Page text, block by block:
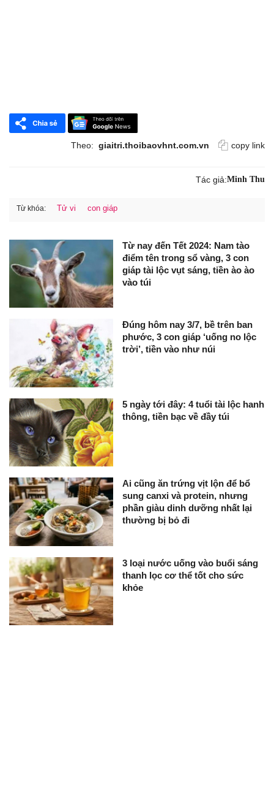
Theo: giaitri.thoibaovhnt.com.vn copy link
Tác giả:Minh Thu
Từ khóa: Tử vi con giáp
Từ nay đến Tết 2024: Nam tào
điểm tên trong sổ vàng, 3 con
giáp tài lộc vụt sáng, tiền ào ào
vào túi
Đúng hôm nay 3/7, bề trên ban
phước, 3 con giáp ‘uống no lộc
trời’, tiền vào như núi
5 ngày tới đây: 4 tuổi tài lộc hanh
thông, tiền bạc về đầy túi
Ai cũng ăn trứng vịt lộn để bổ
sung canxi và protein, nhưng
phần giàu dinh dưỡng nhất lại
thường bị bỏ đi
3 loại nước uống vào buổi sáng
thanh lọc cơ thể tốt cho sức
khỏe